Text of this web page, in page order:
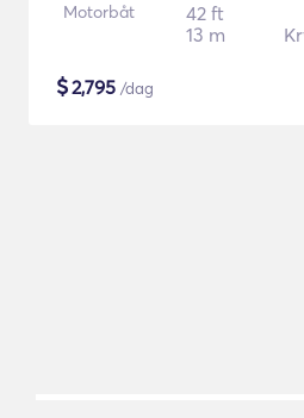
Motorbåt
42 ft
13 m
$2,795 /dag